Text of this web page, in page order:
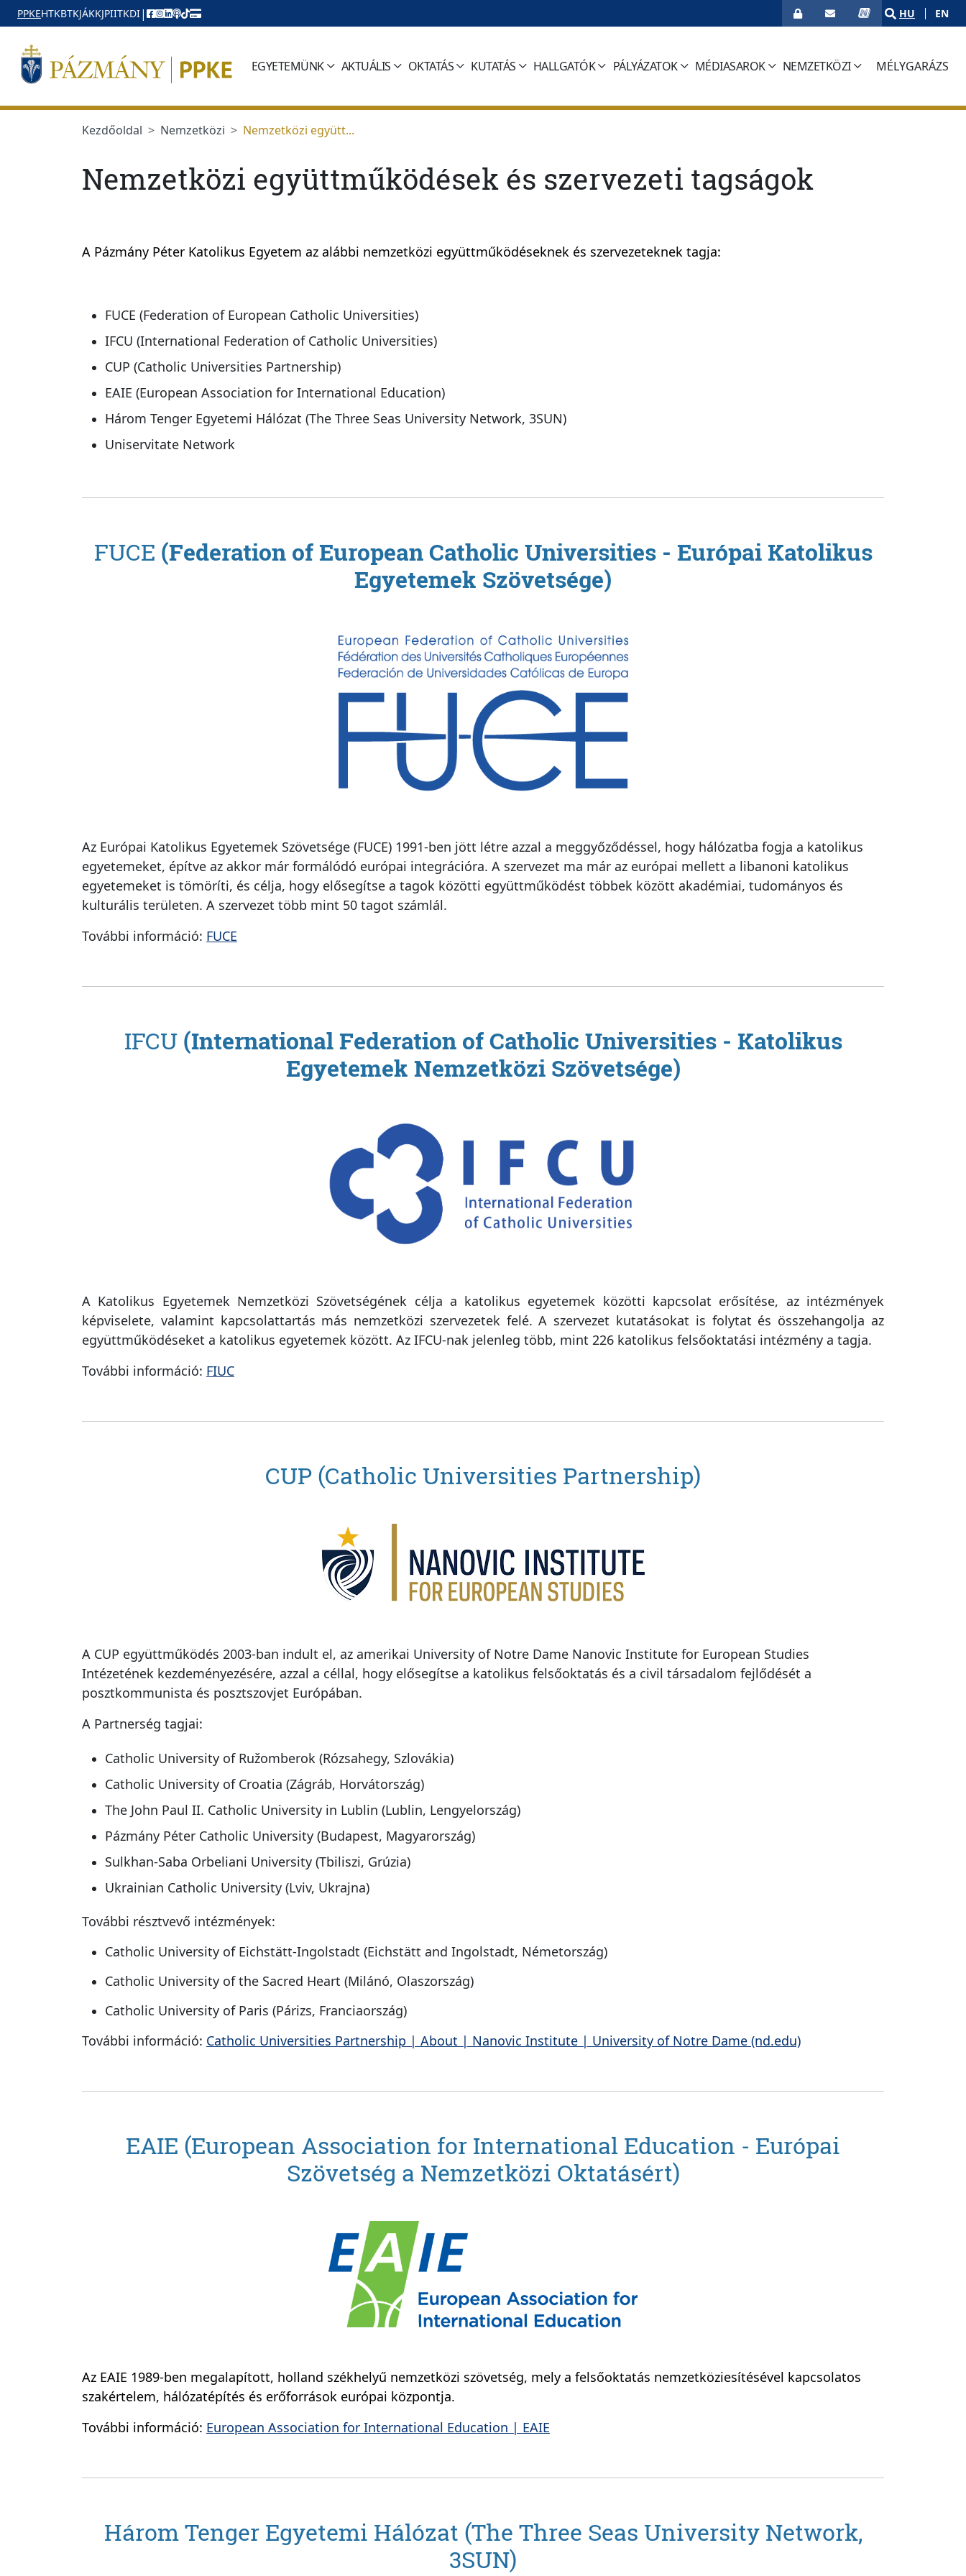
Ugrás a menüre
Ugrás a tartalomra
PPKEHTKBTKJÁKKJPIITKDI| HU EN
EGYETEMÜNK AKTUÁLIS OKTATÁS KUTATÁS HALLGATÓK PÁLYÁZATOK MÉDIASAROK NEMZETKÖZI MÉLYGARÁZS
(CURRENT)
Kezdőoldal Nemzetközi Nemzetközi együtt...
Nemzetközi együttműködések és szervezeti tagságok
A Pázmány Péter Katolikus Egyetem az alábbi nemzetközi együttműködéseknek és szervezeteknek tagja:
FUCE (Federation of European Catholic Universities)
IFCU (International Federation of Catholic Universities)
CUP (Catholic Universities Partnership)
EAIE (European Association for International Education)
Három Tenger Egyetemi Hálózat (The Three Seas University Network, 3SUN)
Uniservitate Network
FUCE (Federation of European Catholic Universities - Európai Katolikus
Egyetemek Szövetsége)
Az Európai Katolikus Egyetemek Szövetsége (FUCE) 1991-ben jött létre azzal a meggyőződéssel, hogy hálózatba fogja a katolikus
egyetemeket, építve az akkor már formálódó európai integrációra. A szervezet ma már az európai mellett a libanoni katolikus
egyetemeket is tömöríti, és célja, hogy elősegítse a tagok közötti együttműködést többek között akadémiai, tudományos és
kulturális területen. A szervezet több mint 50 tagot számlál.
További információ: FUCE
IFCU (International Federation of Catholic Universities - Katolikus
Egyetemek Nemzetközi Szövetsége)
A Katolikus Egyetemek Nemzetközi Szövetségének célja a katolikus egyetemek közötti kapcsolat erősítése, az intézmények
képviselete, valamint kapcsolattartás más nemzetközi szervezetek felé. A szervezet kutatásokat is folytat és összehangolja az
együttműködéseket a katolikus egyetemek között. Az IFCU-nak jelenleg több, mint 226 katolikus felsőoktatási intézmény a tagja.
További információ: FIUC
CUP (Catholic Universities Partnership)
A CUP együttműködés 2003-ban indult el, az amerikai University of Notre Dame Nanovic Institute for European Studies
Intézetének kezdeményezésére, azzal a céllal, hogy elősegítse a katolikus felsőoktatás és a civil társadalom fejlődését a
posztkommunista és posztszovjet Európában.
A Partnerség tagjai:
Catholic University of Ružomberok (Rózsahegy, Szlovákia)
Catholic University of Croatia (Zágráb, Horvátország)
The John Paul II. Catholic University in Lublin (Lublin, Lengyelország)
Pázmány Péter Catholic University (Budapest, Magyarország)
Sulkhan-Saba Orbeliani University (Tbiliszi, Grúzia)
Ukrainian Catholic University (Lviv, Ukrajna)
További résztvevő intézmények:
Catholic University of Eichstätt-Ingolstadt (Eichstätt and Ingolstadt, Németország)
Catholic University of the Sacred Heart (Milánó, Olaszország)
Catholic University of Paris (Párizs, Franciaország)
További információ: Catholic Universities Partnership | About | Nanovic Institute | University of Notre Dame (nd.edu)
EAIE (European Association for International Education - Európai
Szövetség a Nemzetközi Oktatásért)
Az EAIE 1989-ben megalapított, holland székhelyű nemzetközi szövetség, mely a felsőoktatás nemzetköziesítésével kapcsolatos
szakértelem, hálózatépítés és erőforrások európai központja.
További információ: European Association for International Education | EAIE
Három Tenger Egyetemi Hálózat (The Three Seas University Network,
3SUN)